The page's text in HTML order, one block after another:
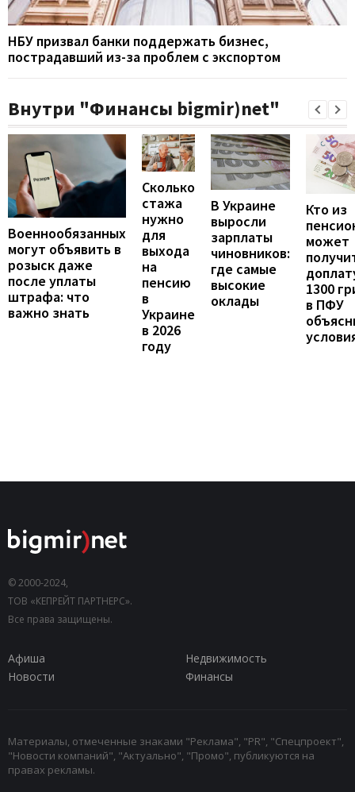
НБУ призвал банки поддержать бизнес,
пострадавший из-за проблем с экспортом
Внутри "Финансы bigmir)net"
Военнообязанных
могут объявить в
розыск даже
после уплаты
штрафа: что
важно знать
Сколько
стажа
нужно
для
выхода
на
пенсию
в
Украине
в 2026
году
В Украине
выросли
зарплаты
чиновников:
где самые
высокие
оклады
Кто из
может
1300
в ПФУ
© 2000-2024,
ТОВ «КЕПРЕЙТ ПАРТНЕРС».
Все права защищены.
Афиша
Недвижимость
Новости
Финансы
Материалы, отмеченные знаками "Реклама", "PR", "Спецпроект",
"Новости компаний", "Актуально", "Промо", публикуются на
правах рекламы.